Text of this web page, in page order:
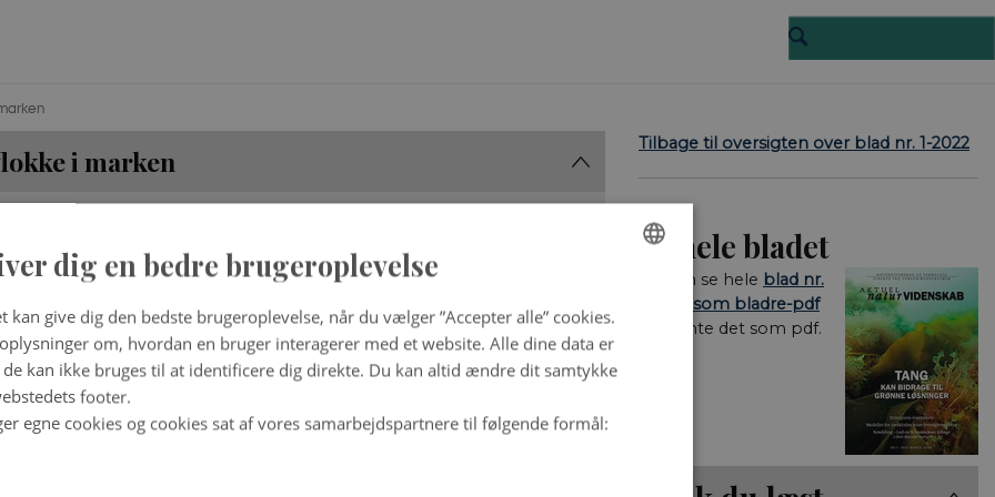
i marken
af værktøjskassen,
skal finde
i nød. Nu vil et
udvikle teknologier,
at køre en hel
i stilling for
eller sende en
afsted på
Tilbage til oversigten over blad nr. 1-2022
Se hele bladet
Du kan se hele blad nr.
1-2022 som bladre-pdf
og hente det som pdf.
DANISH
dig en bedre brugeroplevelse
kan give dig den bedste brugeroplevelse, når du vælger ”Accepter alle” cookies.
om, hvordan en bruger interagerer med et website. Alle dine data er
kan ikke bruges til at identificere dig direkte. Du kan altid ændre dit samtykke
footer.
egne cookies og cookies sat af vores samarbejdspartnere til følgende formål: